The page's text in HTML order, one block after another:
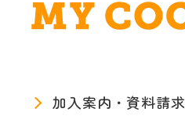
加入案内・資料請求